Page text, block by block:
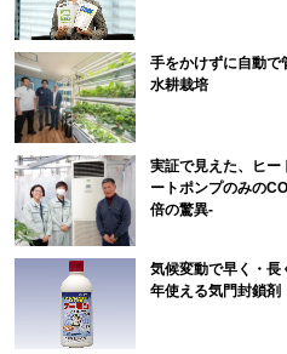
手をかけずに自動で
水耕栽培
実証で見えた、ヒー
ートポンプのみの
倍の驚異-
気候変動で早く・長
年使える気門封鎖剤